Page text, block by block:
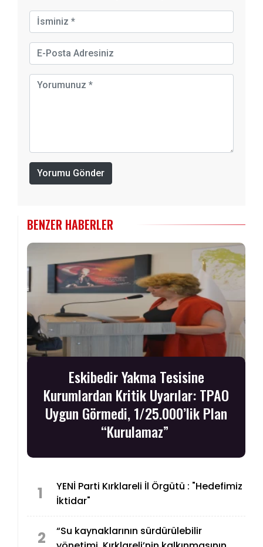
Yorumu Gönder
BENZER HABERLER
Eskibedir Yakma Tesisine
Kurumlardan Kritik Uyarılar: TPAO
Uygun Görmedi, 1/25.000’lik Plan
“Kurulamaz”
1
YENİ Parti Kırklareli İl Örgütü : "Hedefimiz
İktidar"
2
“Su kaynaklarının sürdürülebilir